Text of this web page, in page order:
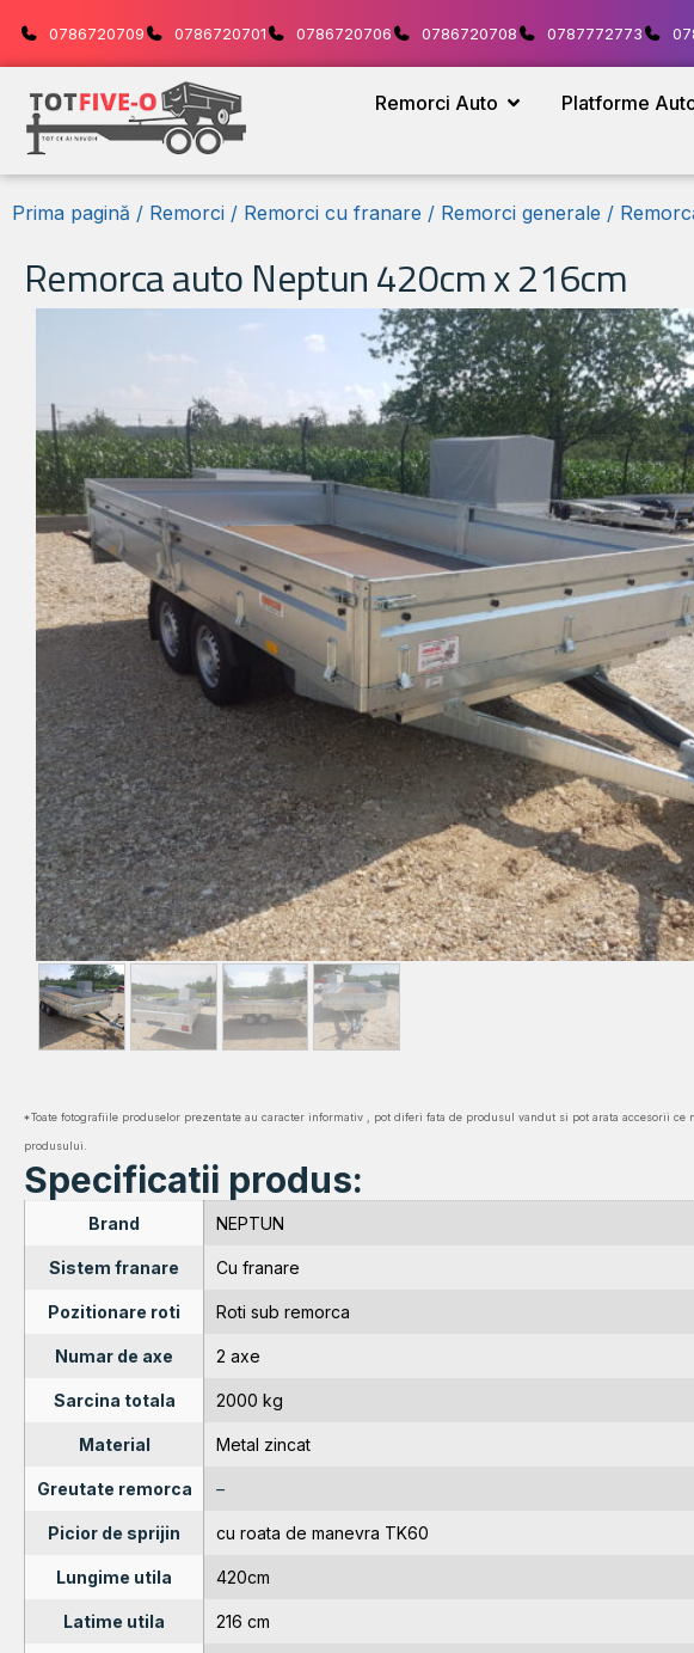
0786720709 0786720701 0786720706 0786720708 0787772773
Remorci Auto Platforme
Prima pagină / Remorci / Remorci cu franare / Remorci generale /
Remorca auto Neptun 420cm x 216cm
*Toate fotografiile produselor prezentate au caracter informativ , pot diferi fata de produsul vandut si pot arata accesorii
produsului.
Specificatii produs:
Brand NEPTUN
Sistem franare Cu franare
Pozitionare roti Roti sub remorca
Numar de axe 2 axe
Sarcina totala 2000 kg
Material Metal zincat
Greutate remorca –
Picior de sprijin cu roata de manevra TK60
Lungime utila 420cm
Latime utila 216 cm